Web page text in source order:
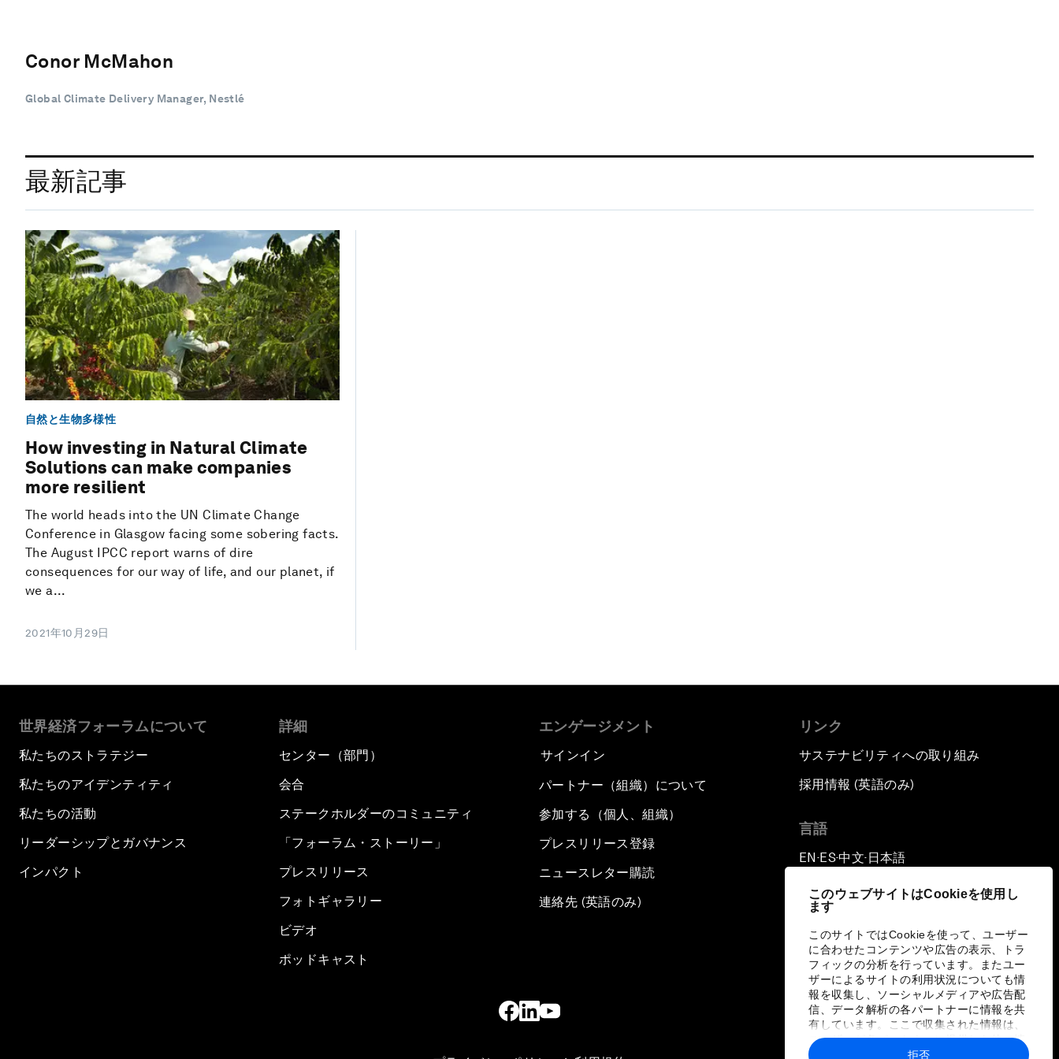
このウェブサイトはCookieを使用し
ます
このサイトではCookieを使って、ユーザー
に合わせたコンテンツや広告の表示、トラ
フィックの分析を行っています。またユー
ザーによるサイトの利用状況についても情
報を収集し、ソーシャルメディアや広告配
信、データ解析の各パートナーに情報を共
有しています。ここで収集された情報は、
ユーザーが各パートナーに提供した他の情
報や各パートナーのサービスを使用した際
拒否
Conor McMahon
Global Climate Delivery Manager, Nestlé
最新記事
自然と生物多様性
How investing in Natural Climate
Solutions can make companies
more resilient
The world heads into the UN Climate Change
Conference in Glasgow facing some sobering facts.
The August IPCC report warns of dire
consequences for our way of life, and our planet, if
we a...
2021年10月29日
世界経済フォーラムについて
私たちのストラテジー
私たちのアイデンティティ
私たちの活動
リーダーシップとガバナンス
インパクト
詳細
センター（部門）
会合
ステークホルダーのコミュニティ
「フォーラム・ストーリー」
プレスリリース
フォトギャラリー
ビデオ
ポッドキャスト
エンゲージメント
サインイン
パートナー（組織）について
参加する（個人、組織）
プレスリリース登録
ニュースレター購読
連絡先 (英語のみ)
リンク
サステナビリティへの取り組み
採用情報 (英語のみ)
言語
EN ▪ ES▪中文▪ 日本語